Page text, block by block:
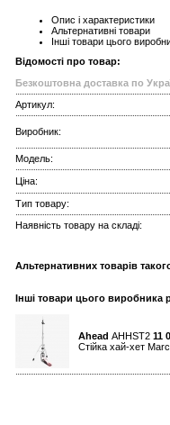
Опис і характеристики
Альтернативні товари
Інші товари цього
Відомості про товар:
Безкоштовна доставка по
Артикул:
Виробник:
Модель:
Ціна:
Тип товару:
Наявність товару на складі:
Альтернативних товарів
Інші товари цього виробника
Ahead AHHST2 11
Стійка хай-хет